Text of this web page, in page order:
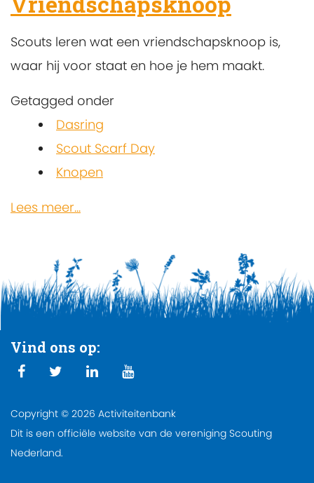
Scouts leren wat een vriendschapsknoop is,
waar hij voor staat en hoe je hem maakt.
Getagged onder
Dasring
Scout Scarf Day
Knopen
Lees meer...
Vind ons op:
Copyright © 2026 Activiteitenbank
Dit is een officiële website van de vereniging Scouting
Nederland.